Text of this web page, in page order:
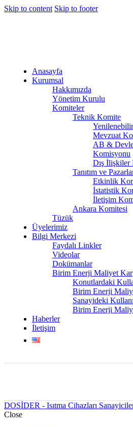
Skip to content Skip to footer
Anasayfa
Kurumsal
Hakkımızda
Yönetim Kurulu
Komiteler
Teknik Komite
Mevzuat
AB &
Komisyonu
Dış İlişkiler
Tanıtım ve
Etkinlik
İstatistik
İletişim
Ankara Komitesi
Tüzük
Üyelerimiz
Bilgi Merkezi
Faydalı Linkler
Videolar
Dokümanlar
Birim Enerji Maliyet
Konutlardaki
Birim Enerji
Sanayideki
Birim Enerji
Haberler
İletişim
DOSİDER - Isıtma Cihazları
Close